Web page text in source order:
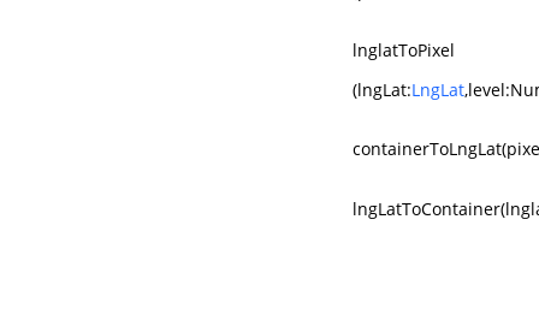
lnglatToPixel
(lngLat:LngLat